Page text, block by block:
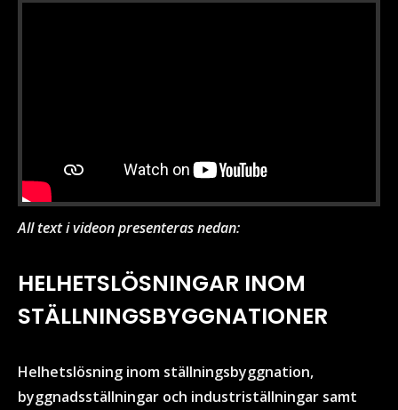
All text i videon presenteras nedan:
HELHETSLÖSNINGAR INOM
STÄLLNINGSBYGGNATIONER
Helhetslösning inom ställningsbyggnation,
byggnadsställningar och industriställningar samt